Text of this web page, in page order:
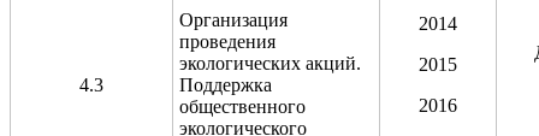
4.3
Организация
проведения
экологических акций.
Поддержка
общественного
экологического
2014
2015
2016